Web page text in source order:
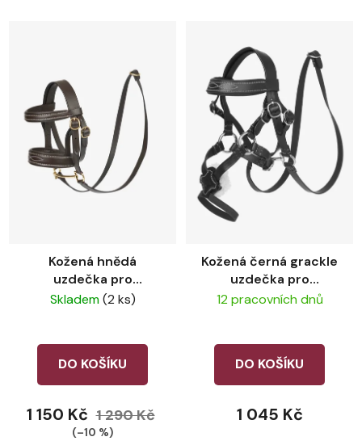
Kožená hnědá
uzdečka pro
plyšového koně
Skladem(2 ks)
DO KOŠÍKU
1 150 Kč 1 290 Kč
(–10 %)
Kožená černá grackle
uzdečka pro
plyšového koně
12 pracovních dnů
DO KOŠÍKU
1 045 Kč